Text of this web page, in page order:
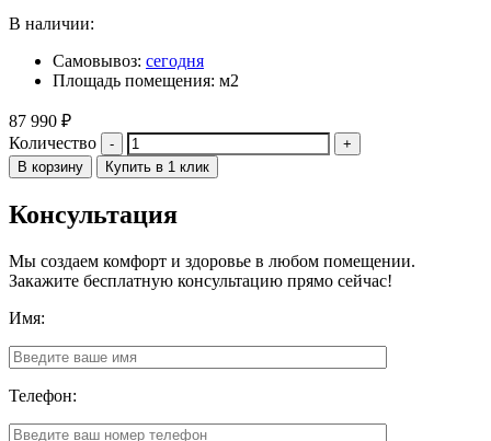
В наличии:
Самовывоз: сегодня
Площадь помещения: м2
87 990 ₽
Количество
В корзину Купить в 1 клик
Консультация
Мы создаем комфорт и здоровье в любом помещении.
Закажите бесплатную консультацию прямо сейчас!
Имя:
Телефон: